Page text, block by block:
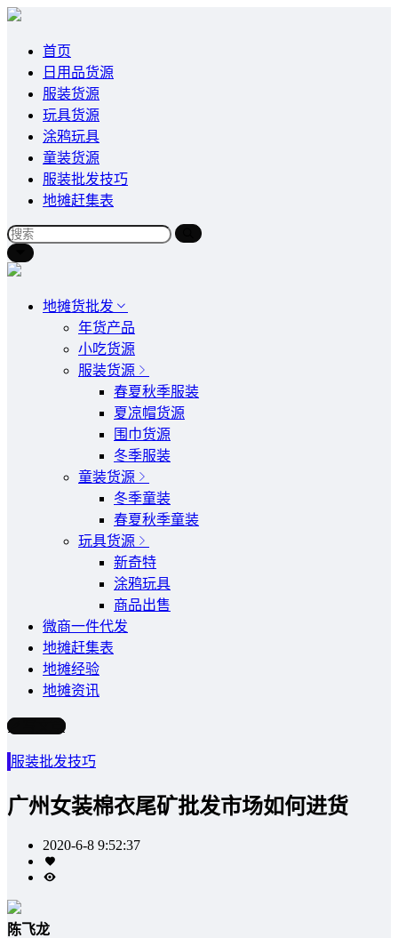
首页
日用品货源
服装货源
玩具货源
涂鸦玩具
童装货源
服装批发技巧
地摊赶集表
地摊货批发
年货产品
小吃货源
服装货源
春夏秋季服装
夏凉帽货源
围巾货源
冬季服装
童装货源
冬季童装
春夏秋季童装
玩具货源
新奇特
涂鸦玩具
商品出售
微商一件代发
地摊赶集表
地摊经验
地摊资讯
写文章
服装批发技巧
广州女装棉衣尾矿批发市场如何进货
2020-6-8 9:52:37
陈飞龙